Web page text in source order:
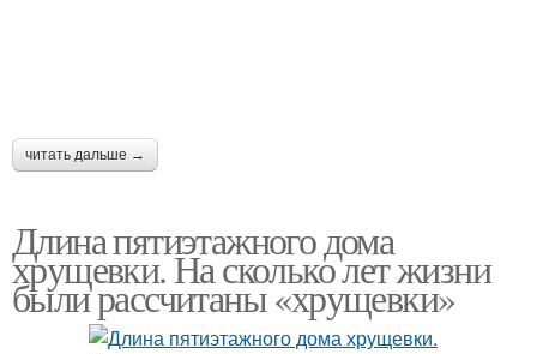
читать дальше →
Длина пятиэтажного дома
хрущевки. На сколько лет жизни
были рассчитаны «хрущевки»